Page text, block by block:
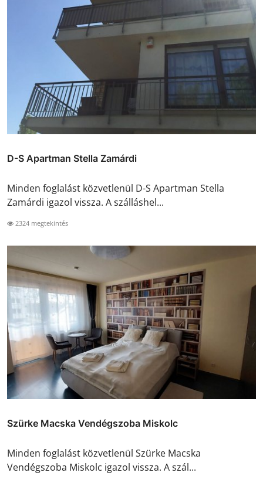
D-S Apartman Stella Zamárdi
Minden foglalást közvetlenül D-S Apartman Stella
Zamárdi igazol vissza. A szálláshel...
2324 megtekintés
Szürke Macska Vendégszoba Miskolc
Minden foglalást közvetlenül Szürke Macska
Vendégszoba Miskolc igazol vissza. A szál...